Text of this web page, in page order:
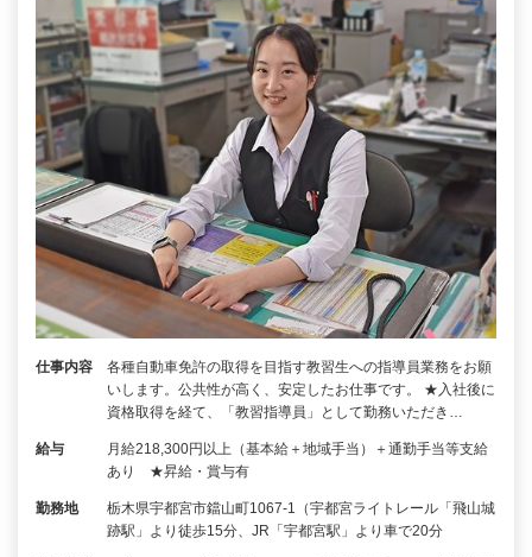
仕事内容
各種自動車免許の取得を目指す教習生への指導員業務をお願
いします。公共性が高く、安定したお仕事です。 ★入社後に
資格取得を経て、「教習指導員」として勤務いただき…
給与
月給218,300円以上（基本給＋地域手当）＋通勤手当等支給
あり ★昇給・賞与有
勤務地
栃木県宇都宮市鐺山町1067-1（宇都宮ライトレール「飛山城
跡駅」より徒歩15分、JR「宇都宮駅」より車で20分